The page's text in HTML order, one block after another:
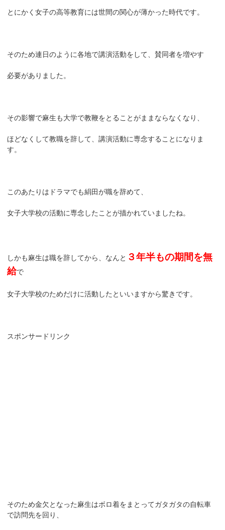
とにかく女子の高等教育には世間の関心が薄かった時代です。
そのため連日のように各地で講演活動をして、賛同者を増やす
必要がありました。
その影響で麻生も大学で教鞭をとることがままならなくなり、
ほどなくして教職を辞して、講演活動に専念することになりま
す。
このあたりはドラマでも絹田が職を辞めて、
女子大学校の活動に専念したことが描かれていましたね。
しかも麻生は職を辞してから、なんと ３年半もの期間を無
給で
女子大学校のためだけに活動したといいますから驚きです。
スポンサードリンク
そのため金欠となった麻生はボロ着をまとってガタガタの自転車
で訪問先を回り、